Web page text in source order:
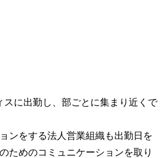
スに出勤し、部ごとに集まり近くで
ンをする法人営業組織も出勤日を
ためのコミュニケーションを取り